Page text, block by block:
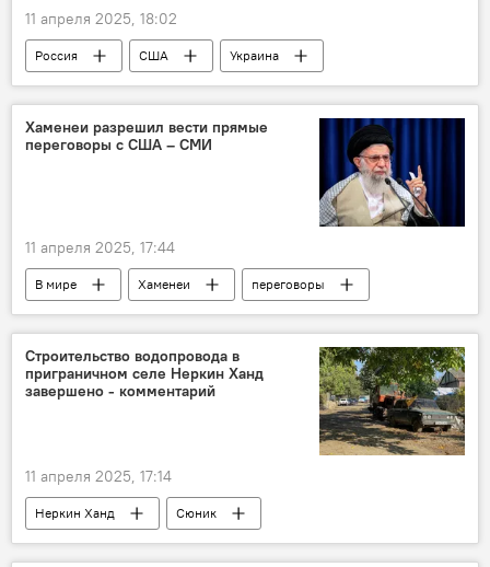
11 апреля 2025, 18:02
Россия США Украина
Хаменеи разрешил вести прямые
переговоры с США – СМИ
11 апреля 2025, 17:44
В мире Хаменеи
переговоры
США
Строительство водопровода в
приграничном селе Неркин Ханд
завершено - комментарий
11 апреля 2025, 17:14
Неркин Ханд
Сюник
Новости Армения
Армения
вода